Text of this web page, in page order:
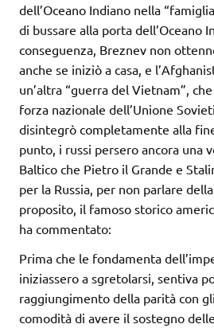
dell’Oceano Indiano nella
di bussare alla porta dell’Oceano
conseguenza, Breznev non
anche se iniziò a casa, e
un’altra “guerra del Vietnam”,
forza nazionale dell’Unione
disintegrò completamente alla
punto, i russi persero ancora una
Baltico che Pietro il Grande e
per la Russia, per non parlare
proposito, il famoso storico
ha commentato:
Prima che le fondamenta
iniziassero a sgretolarsi, sentiva
raggiungimento della parità con
comodità di avere il sostegno